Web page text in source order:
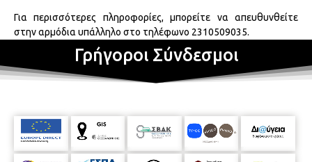
Για περισσότερες πληροφορίες, μπορείτε να απευθυνθείτε
στην αρμόδια υπάλληλο στο τηλέφωνο 2310509035.
Γρήγοροι Σύνδεσμοι